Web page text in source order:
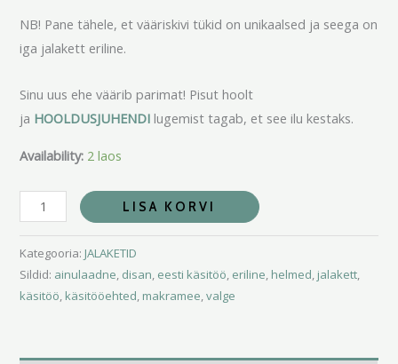
NB! Pane tähele, et vääriskivi tükid on unikaalsed ja seega on
iga jalakett eriline.
Sinu uus ehe väärib parimat! Pisut hoolt
ja HOOLDUSJUHENDI lugemist tagab, et see ilu kestaks.
Availability: 2 laos
LISA KORVI
Kategooria: JALAKETID
Sildid: ainulaadne, disan, eesti käsitöö, eriline, helmed, jalakett,
käsitöö, käsitööehted, makramee,valge